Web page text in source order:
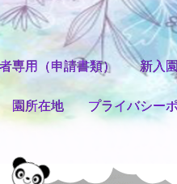
専用（申請書類） 新入
園所在地 プライバシー